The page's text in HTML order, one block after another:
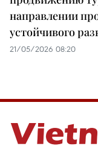
направлении
устойчивого
21/05/2026 08:20